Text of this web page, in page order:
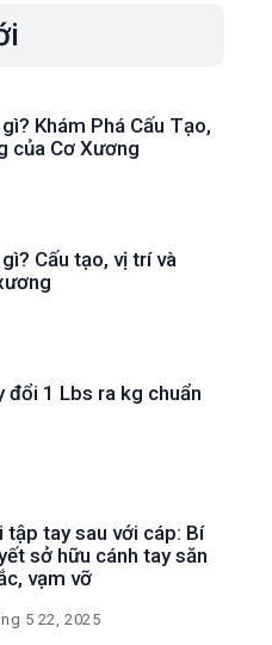
Khám Phá Cấu Tạo,
của Cơ Xương
Cấu tạo, vị trí và
đổi 1 Lbs ra kg chuẩn
tập tay sau với cáp: Bí
sở hữu cánh tay săn
vạm vỡ
5 22, 2025